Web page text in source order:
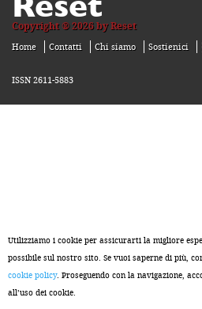
Reset
Copyright ® 2026 by Reset
Home Contatti Chi siamo Sostienici
ISSN 2611-5883
Utilizziamo i cookie per assicurarti la migliore
possibile sul nostro sito. Se vuoi saperne di più,
cookie policy. Proseguendo con la navigazione,
all’uso dei cookie.